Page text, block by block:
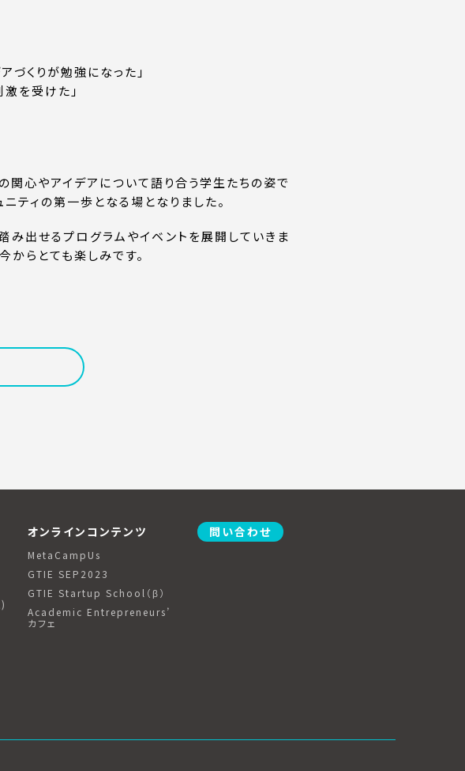
づくりが勉強になった」
を受けた」
心やアイデアについて語り合う学生たちの姿で
ティの第一歩となる場となりました。
出せるプログラムやイベントを展開していきま
からとても楽しみです。
オンラインコンテンツ
MetaCampUs
GTIE SEP2023
GTIE Startup School（β）
Academic Entrepreneurs’
カフェ
問い合わせ